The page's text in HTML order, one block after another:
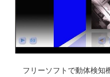
テ
リ
ー
DIY
フリーソフトで動体検知